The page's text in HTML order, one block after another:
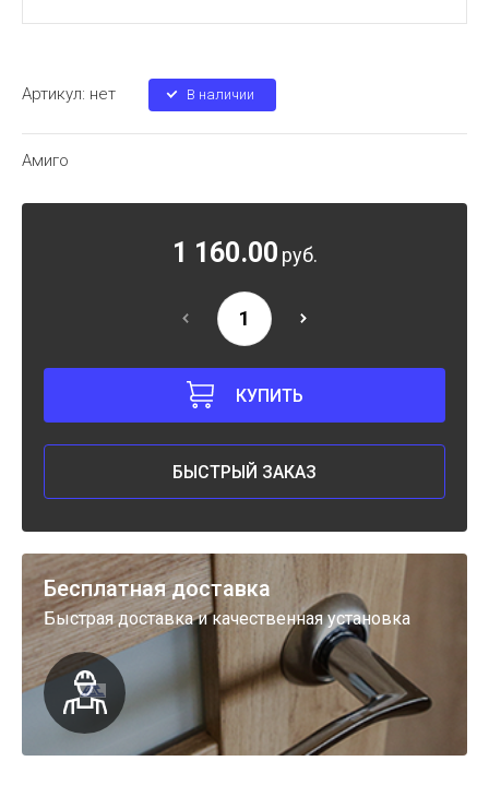
Артикул: нет В наличии
Амиго
1 160.00 руб.
КУПИТЬ
БЫСТРЫЙ ЗАКАЗ
Бесплатная доставка
Быстрая доставка и качественная установка